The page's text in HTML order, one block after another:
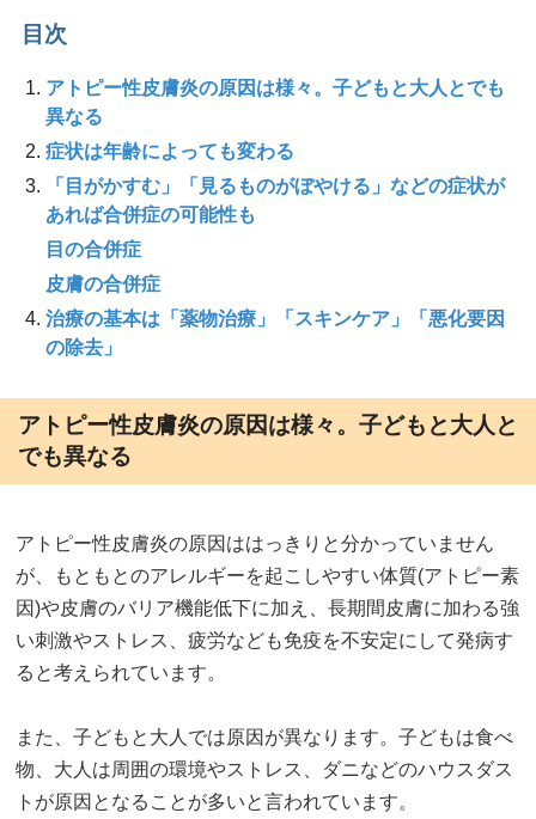
目次
アトピー性皮膚炎の原因は様々。子どもと大人とでも
異なる
症状は年齢によっても変わる
「目がかすむ」「見るものがぼやける」などの症状が
あれば合併症の可能性も
目の合併症
皮膚の合併症
治療の基本は「薬物治療」「スキンケア」「悪化要因
の除去」
アトピー性皮膚炎の原因は様々。子どもと大人と
でも異なる
アトピー性皮膚炎の原因ははっきりと分かっていません
が、もともとのアレルギーを起こしやすい体質(アトピー素
因)や皮膚のバリア機能低下に加え、長期間皮膚に加わる強
い刺激やストレス、疲労なども免疫を不安定にして発病す
ると考えられています。
また、子どもと大人では原因が異なります。子どもは食べ
物、大人は周囲の環境やストレス、ダニなどのハウスダス
トが原因となることが多いと言われています。